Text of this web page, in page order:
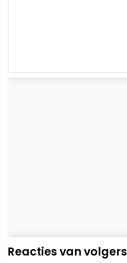
Reacties van volgers